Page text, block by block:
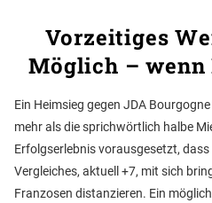
Vorzeitiges
Möglich – wenn
Ein Heimsieg gegen JDA
mehr als die sprichwörtlich halbe
Erfolgserlebnis vorausgesetzt,
Vergleiches, aktuell +7, mit sich
Franzosen distanzieren. Ein